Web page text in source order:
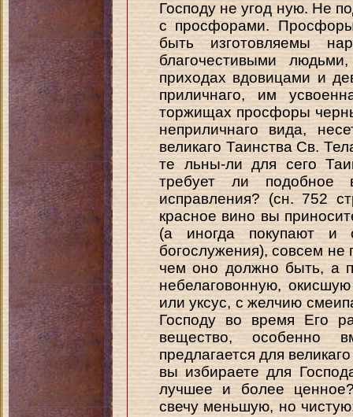
Господу не угод ную. Не
с просфорами.
быть изготовляемы
благочестивыми
приходах вдовицами и
приличнаго, им
торжищах просфоры
неприличнаго вида,
великаго Таинства Св.
те льны-ли для сего
требует ли подобное
исправления? (сн. 752
красное вино вы
(а иногда покупают и
богослужения), совсем не
чем оно должно быть, а
небелаговонную,
или уксус, с желчию
Господу во время Его
вещество, особенно
предлагается для
вы избираете для
лучшее и более
свечу меньшую, но